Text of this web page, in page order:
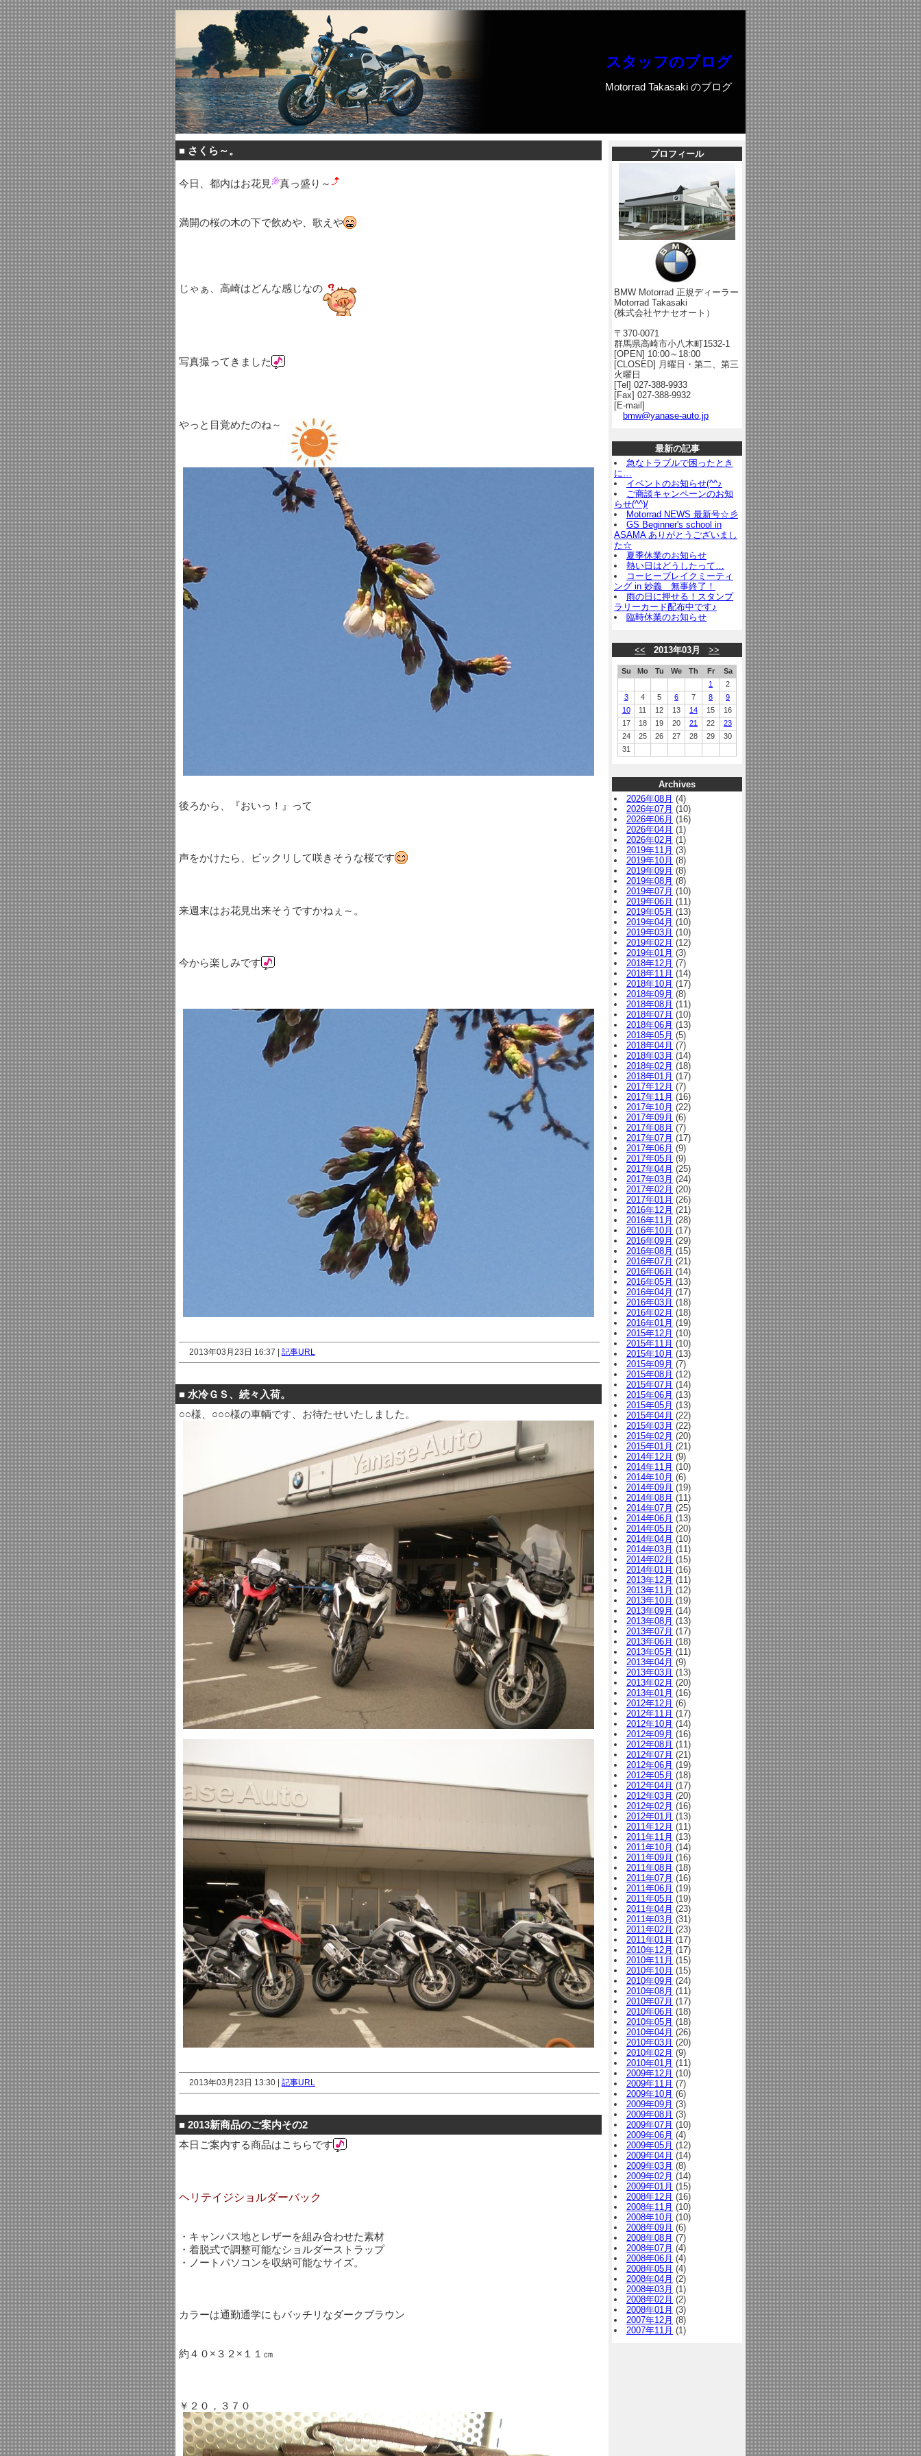
スタッフのブログ
Motorrad Takasaki のブログ
■ さくら～。
今日、都内はお花見 真っ盛り～
満開の桜の木の下で飲めや、歌えや
じゃぁ、高崎はどんな感じなの
写真撮ってきました
やっと目覚めたのね～
後ろから、『おいっ！』って
声をかけたら、ビックリして咲きそうな桜です
来週末はお花見出来そうですかねぇ～。
今から楽しみです
2013年03月23日 16:37 | 記事URL
■ 水冷ＧＳ、続々入荷。
○○様、○○○様の車輌です、お待たせいたしました。
2013年03月23日 13:30 | 記事URL
■ 2013新商品のご案内その2
本日ご案内する商品はこちらです
ヘリテイジショルダーバック
・キャンパス地とレザーを組み合わせた素材
・着脱式で調整可能なショルダーストラップ
・ノートパソコンを収納可能なサイズ。
カラーは通勤通学にもバッチリなダークブラウン
約４０×３２×１１㎝
￥２０，３７０
プロフィール
BMW Motorrad 正規ディーラー
Motorrad Takasaki
(株式会社ヤナセオート）
〒370-0071
群馬県高崎市小八木町1532-1
[OPEN] 10:00～18:00
[CLOSED] 月曜日・第二、第三
火曜日
[Tel] 027-388-9933
[Fax] 027-388-9932
[E-mail]
bmw@yanase-auto.jp
最新の記事
急なトラブルで困ったとき
に…
イベントのお知らせ(^^♪
ご商談キャンペーンのお知
らせ(^^)/
Motorrad NEWS 最新号☆彡
GS Beginner's school in
ASAMA ありがとうございまし
た☆
夏季休業のお知らせ
熱い日はどうしたって…
コーヒーブレイクミーティ
ング in 妙義 無事終了！
雨の日に押せる！スタンプ
ラリーカード配布中です♪
臨時休業のお知らせ
<< 2013年03月 >>
Su Mo Tu We Th Fr
Sa
1
2
3
4 5 6 7 8
9
10
11 12 13 14 15
16
17
18 19 20 21 22
23
24
25 26 27 28 29
30
31
Archives
2026年08月 (4)
2026年07月 (10)
2026年06月 (16)
2026年04月 (1)
2026年02月 (1)
2019年11月 (3)
2019年10月 (8)
2019年09月 (8)
2019年08月 (8)
2019年07月 (10)
2019年06月 (11)
2019年05月 (13)
2019年04月 (10)
2019年03月 (10)
2019年02月 (12)
2019年01月 (3)
2018年12月 (7)
2018年11月 (14)
2018年10月 (17)
2018年09月 (8)
2018年08月 (11)
2018年07月 (10)
2018年06月 (13)
2018年05月 (5)
2018年04月 (7)
2018年03月 (14)
2018年02月 (18)
2018年01月 (17)
2017年12月 (7)
2017年11月 (16)
2017年10月 (22)
2017年09月 (6)
2017年08月 (7)
2017年07月 (17)
2017年06月 (9)
2017年05月 (9)
2017年04月 (25)
2017年03月 (24)
2017年02月 (20)
2017年01月 (26)
2016年12月 (21)
2016年11月 (28)
2016年10月 (17)
2016年09月 (29)
2016年08月 (15)
2016年07月 (21)
2016年06月 (14)
2016年05月 (13)
2016年04月 (17)
2016年03月 (18)
2016年02月 (18)
2016年01月 (19)
2015年12月 (10)
2015年11月 (10)
2015年10月 (13)
2015年09月 (7)
2015年08月 (12)
2015年07月 (14)
2015年06月 (13)
2015年05月 (13)
2015年04月 (22)
2015年03月 (22)
2015年02月 (20)
2015年01月 (21)
2014年12月 (9)
2014年11月 (10)
2014年10月 (6)
2014年09月 (19)
2014年08月 (11)
2014年07月 (25)
2014年06月 (13)
2014年05月 (20)
2014年04月 (10)
2014年03月 (11)
2014年02月 (15)
2014年01月 (16)
2013年12月 (11)
2013年11月 (12)
2013年10月 (19)
2013年09月 (14)
2013年08月 (13)
2013年07月 (17)
2013年06月 (18)
2013年05月 (11)
2013年04月 (9)
2013年03月 (13)
2013年02月 (20)
2013年01月 (16)
2012年12月 (6)
2012年11月 (17)
2012年10月 (14)
2012年09月 (16)
2012年08月 (11)
2012年07月 (21)
2012年06月 (19)
2012年05月 (18)
2012年04月 (17)
2012年03月 (20)
2012年02月 (16)
2012年01月 (13)
2011年12月 (11)
2011年11月 (13)
2011年10月 (14)
2011年09月 (16)
2011年08月 (18)
2011年07月 (16)
2011年06月 (19)
2011年05月 (19)
2011年04月 (23)
2011年03月 (31)
2011年02月 (23)
2011年01月 (17)
2010年12月 (17)
2010年11月 (15)
2010年10月 (15)
2010年09月 (24)
2010年08月 (11)
2010年07月 (17)
2010年06月 (18)
2010年05月 (18)
2010年04月 (26)
2010年03月 (20)
2010年02月 (9)
2010年01月 (11)
2009年12月 (10)
2009年11月 (7)
2009年10月 (6)
2009年09月 (3)
2009年08月 (3)
2009年07月 (10)
2009年06月 (4)
2009年05月 (12)
2009年04月 (14)
2009年03月 (8)
2009年02月 (14)
2009年01月 (15)
2008年12月 (16)
2008年11月 (10)
2008年10月 (10)
2008年09月 (6)
2008年08月 (7)
2008年07月 (4)
2008年06月 (4)
2008年05月 (4)
2008年04月 (2)
2008年03月 (1)
2008年02月 (2)
2008年01月 (3)
2007年12月 (8)
2007年11月 (1)